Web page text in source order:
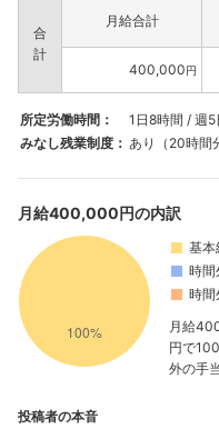
合
計
月給合計
400,000円
所定労働時間：
1日8時間 / 週5
みなし残業制度： あり（20時間
月給400,000円の内訳
基本
時間
時間
月給
円で
外の手
投稿者の本音